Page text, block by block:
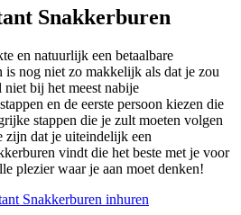
Snakkerburen
en natuurlijk een betaalbare
is nog niet zo makkelijk als dat je zou
niet bij het meest nabije
en de eerste persoon kiezen die
stappen die je zult moeten volgen
zijn dat je uiteindelijk een
vindt die het beste met je voor
plezier waar je aan moet denken!
Snakkerburen inhuren